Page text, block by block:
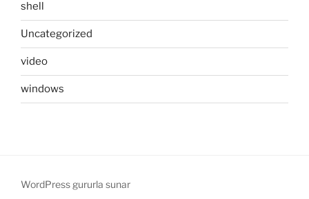
shell
Uncategorized
video
windows
WordPress gururla sunar